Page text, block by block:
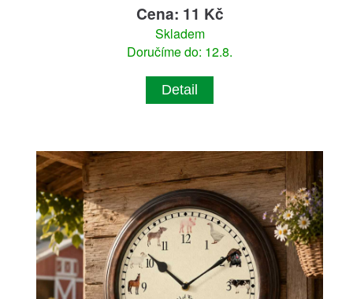
Cena: 11 Kč
Skladem
Doručíme do: 12.8.
Detail